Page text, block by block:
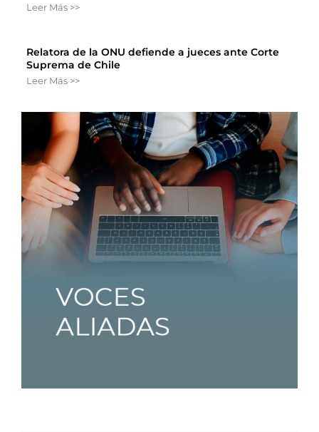
Leer Más >>
Relatora de la ONU defiende a jueces ante Corte
Suprema de Chile
Leer Más >>